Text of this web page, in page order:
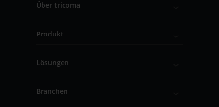
Über tricoma
Produkt
Lösungen
Branchen